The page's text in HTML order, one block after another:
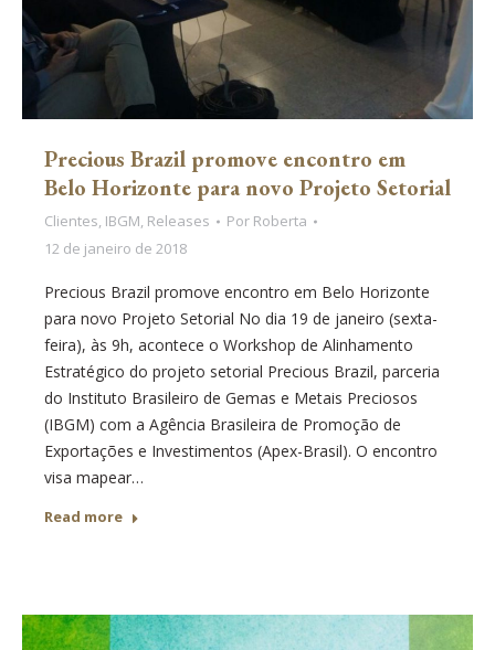
Precious Brazil promove encontro em
Belo Horizonte para novo Projeto Setorial
Clientes, IBGM, Releases Por Roberta
12 de janeiro de 2018
Precious Brazil promove encontro em Belo Horizonte
para novo Projeto Setorial No dia 19 de janeiro (sexta-
feira), às 9h, acontece o Workshop de Alinhamento
Estratégico do projeto setorial Precious Brazil, parceria
do Instituto Brasileiro de Gemas e Metais Preciosos
(IBGM) com a Agência Brasileira de Promoção de
Exportações e Investimentos (Apex-Brasil). O encontro
visa mapear…
Read more